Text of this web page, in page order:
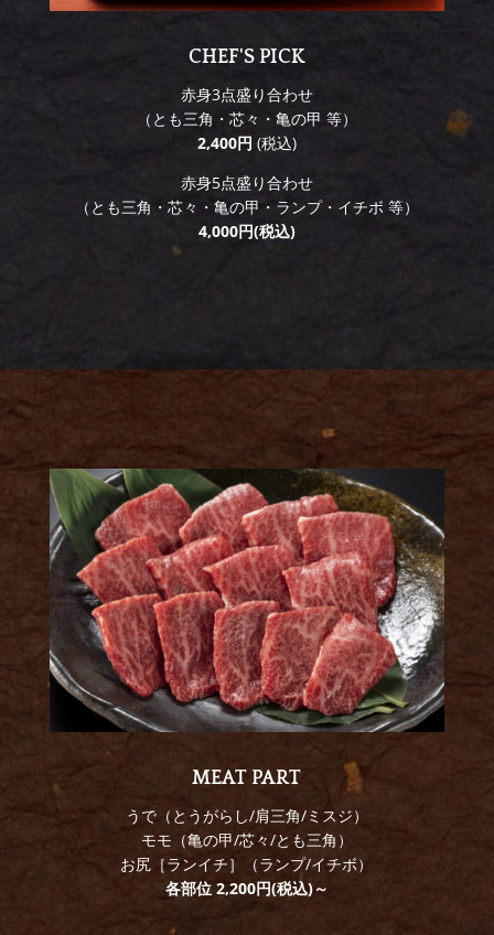
CHEF'S PICK
赤身3点盛り合わせ
（とも三角・芯々・亀の甲 等）
2,400円 (税込)
赤身5点盛り合わせ
（とも三角・芯々・亀の甲・ランプ・イチボ 等）
4,000円(税込)
MEAT PART
うで（とうがらし/肩三角/ミスジ）
モモ（亀の甲/芯々/とも三角）
お尻［ランイチ］（ランプ/イチボ）
各部位 2,200円(税込)～